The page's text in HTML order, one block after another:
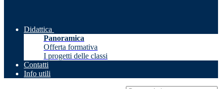
Didattica
Panoramica
Offerta formativa
I progetti delle classi
Contatti
Info utili